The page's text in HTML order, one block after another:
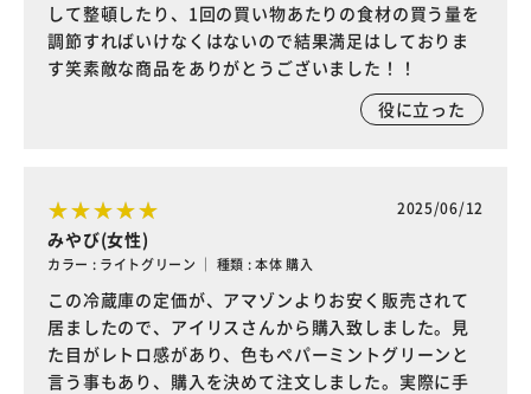
して整頓したり、1回の買い物あたりの食材の買う量を
調節すればいけなくはないので結果満足はしておりま
す笑素敵な商品をありがとうございました！！
役に立った
2025/06/12
みやび(女性)
カラー : ライトグリーン ｜ 種類 : 本体 購入
この冷蔵庫の定価が、アマゾンよりお安く販売されて
居ましたので、アイリスさんから購入致しました。見
た目がレトロ感があり、色もペパーミントグリーンと
言う事もあり、購入を決めて注文しました。実際に手